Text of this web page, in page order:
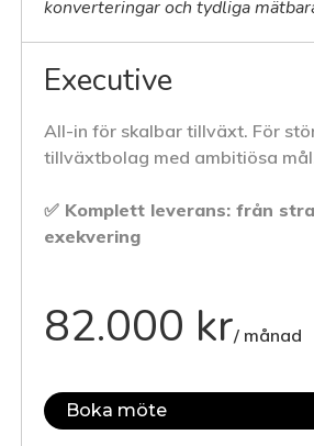
konverteringar och tydliga
Executive
All-in för skalbar tillväxt. För
tillväxtbolag med ambitiösa
✅ Komplett leverans: från
exekvering
82.000 kr/ månad
Boka möte